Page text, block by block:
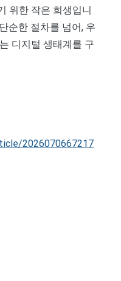
위한 작은 희생입니
순한 절차를 넘어, 우
디지털 생태계를 구
2026070667217